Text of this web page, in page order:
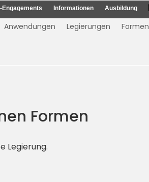
Engagements Informationen Ausbildung
Anwendungen Legierungen Formen
Formen
Legierung.